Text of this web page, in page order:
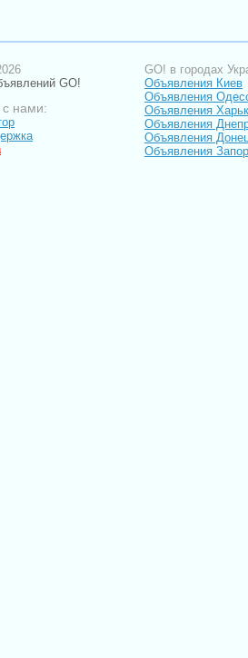
GO!
с нами:
GO! в городах
Объявления Киев
Объявления
Объявления
Объявления
Объявления
Объявления